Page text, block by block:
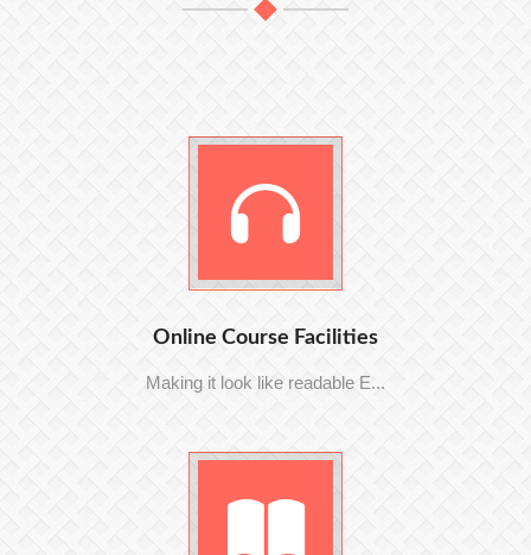
Online Course Facilities
Making it look like readable E...